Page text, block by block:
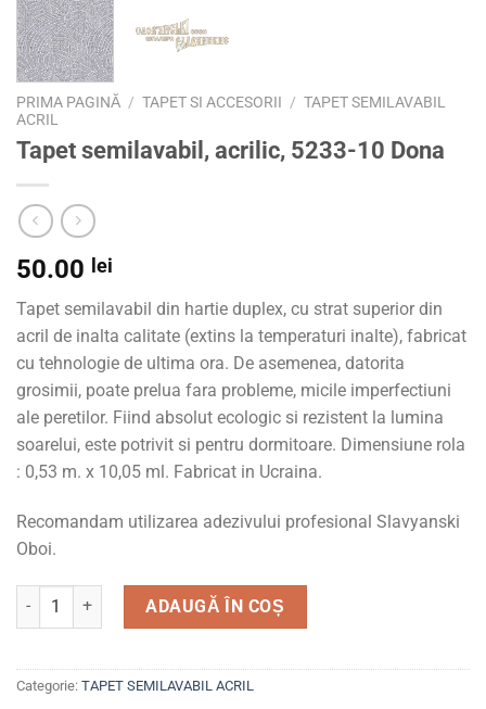
PRIMA PAGINĂ / TAPET SI ACCESORII / TAPET SEMILAVABIL
ACRIL
Tapet semilavabil, acrilic, 5233-10 Dona
50.00 lei
Tapet semilavabil din hartie duplex, cu strat superior din
acril de inalta calitate (extins la temperaturi inalte), fabricat
cu tehnologie de ultima ora. De asemenea, datorita
grosimii, poate prelua fara probleme, micile imperfectiuni
ale peretilor. Fiind absolut ecologic si rezistent la lumina
soarelui, este potrivit si pentru dormitoare. Dimensiune rola
: 0,53 m. x 10,05 ml. Fabricat in Ucraina.
Recomandam utilizarea adezivului profesional Slavyanski
Oboi.
Cantitate Tapet semilavabil, acrilic, 5233-10 Dona
ADAUGĂ ÎN COȘ
Categorie: TAPET SEMILAVABIL ACRIL